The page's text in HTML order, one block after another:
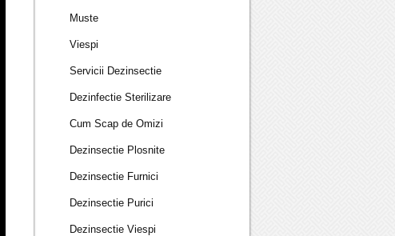
Muste
Viespi
Servicii Dezinsectie
Dezinfectie Sterilizare
Cum Scap de Omizi
Dezinsectie Plosnite
Dezinsectie Furnici
Dezinsectie Purici
Dezinsectie Viespi